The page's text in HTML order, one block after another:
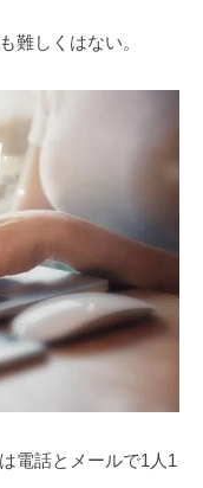
難しくはない。
電話とメールで1人1